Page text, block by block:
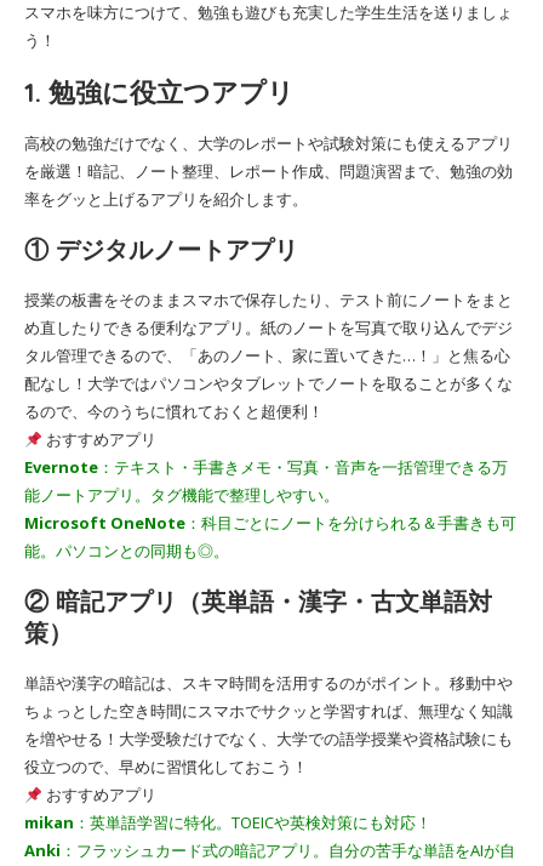
スマホを味方につけて、勉強も遊びも充実した学生生活を送りましょ
う！
1. 勉強に役立つアプリ
高校の勉強だけでなく、大学のレポートや試験対策にも使えるアプリ
を厳選！暗記、ノート整理、レポート作成、問題演習まで、勉強の効
率をグッと上げるアプリを紹介します。
① デジタルノートアプリ
授業の板書をそのままスマホで保存したり、テスト前にノートをまと
め直したりできる便利なアプリ。紙のノートを写真で取り込んでデジ
タル管理できるので、「あのノート、家に置いてきた…！」と焦る心
配なし！大学ではパソコンやタブレットでノートを取ることが多くな
るので、今のうちに慣れておくと超便利！
おすすめアプリ
Evernote ：テキスト・手書きメモ・写真・音声を一括管理できる万
能ノートアプリ。タグ機能で整理しやすい。
Microsoft OneNote ：科目ごとにノートを分けられる＆手書きも可
能。パソコンとの同期も◎。
② 暗記アプリ（英単語・漢字・古文単語対
策）
単語や漢字の暗記は、スキマ時間を活用するのがポイント。移動中や
ちょっとした空き時間にスマホでサクッと学習すれば、無理なく知識
を増やせる！大学受験だけでなく、大学での語学授業や資格試験にも
役立つので、早めに習慣化しておこう！
おすすめアプリ
mikan ：英単語学習に特化。TOEICや英検対策にも対応！
Anki ：フラッシュカード式の暗記アプリ。自分の苦手な単語をAIが自